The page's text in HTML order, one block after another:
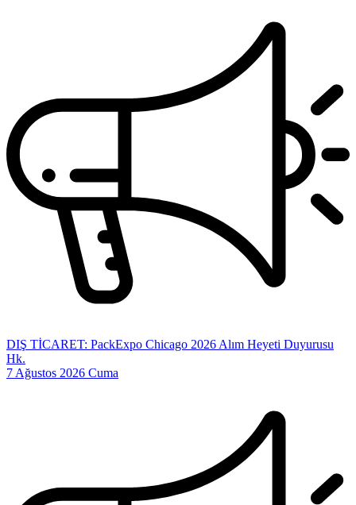
DIŞ TİCARET: PackExpo Chicago 2026 Alım Heyeti Duyurusu
Hk.
7 Ağustos 2026 Cuma